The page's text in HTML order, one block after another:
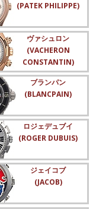
(PATEK PHILIPPE)
ヴァシュロン
(VACHERON
CONSTANTIN)
ブランパン
(BLANCPAIN)
ロジェデュブイ
(ROGER DUBUIS)
ジェイコブ
(JACOB)